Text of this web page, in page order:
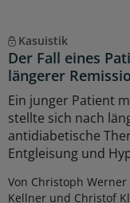
Kasuistik
Der Fall eines
längerer
Ein junger Patient
stellte sich nach
antidiabetische
Entgleisung und
Von Christoph
Kellner und Christof